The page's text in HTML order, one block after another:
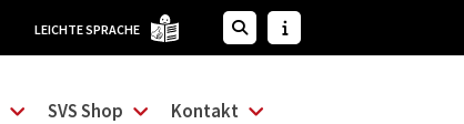
LEICHTE SPRACHE
SVS Shop Kontakt